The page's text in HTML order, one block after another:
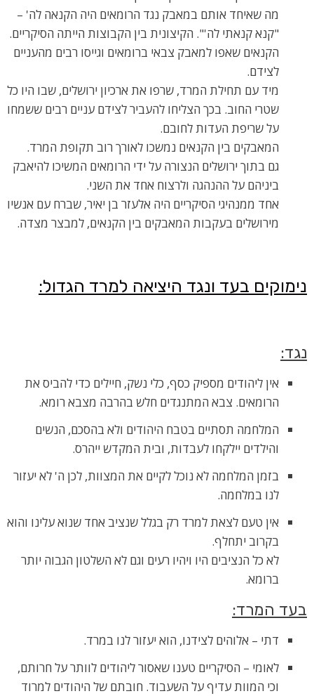
מה שאיחד אותם במאבק נגד הרומאים היה הקנאה לה' –
"קנא קנאתי לה'". הקיצונית בין הקבוצות הייתה הסיקריים.
הקנאים שאפו למאבק צבאי ברומאים וגייסו רבים מהעניים
לצידם.
מיד עם תחילת המרד, שרפו את ארכיון ירושלים, שבו היו כל
שטרי החוב. בכך הצליחו להעביר לצידם עניים רבים ששמחו
על שריפת העדות לחובם.
המאבקים בין הקנאים נמשכו לאורך רוב תקופת המרד.
גם בתוך ירושלים הנצורה על ידי הרומאים המשיכו להיאבק
ביניהם על ההנהגה ולרצוח אחד את השני.
אחד ממנהיגי הסיקריים היה אלעזר בן יאיר, שברח עם אנשיו
מירושלים בעקבות המאבקים בין הקנאים, למבצר מצדה.
נימוקים בעד ונגד היציאה למרד הגדול:
נגד:
אין ליהודים מספיק כסף, כלי נשק, חיילים כדי להביס את
הרומאים. צבא המתנגדים חלש בהרבה מצבא רומא.
המלחמה תסתיים בטבח היהודים ולא בהסכם, הנשים
והילדים יילקחו לעבדות, ובית המקדש ייהרס.
בזמן המלחמה לא נוכל לקיים את המצוות, לכן ה' לא יעזור
לנו במלחמה.
אין טעם לצאת למרד רק בגלל שנציב אחד שנוא עלינו והוא
בקרוב יתחלף.
לא כל הנציבים היו ויהיו רעים וגם לא השלטון הגבוה יותר
ברומא.
בעד המרד:
דתי – אלוהים לצידנו, הוא יעזור לנו במרד.
לאומי – הסיקריים טענו שאסור ליהודים לוותר על חרותם,
וכי המוות עדיף על השעבוד. חובתם של היהודים למרוד